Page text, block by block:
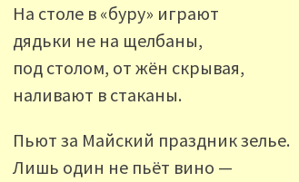
На столе в «буру» играют
дядьки не на щелбаны,
под столом, от жён скрывая,
наливают в стаканы.
Пьют за Майский праздник зелье.
Лишь один не пьёт вино —